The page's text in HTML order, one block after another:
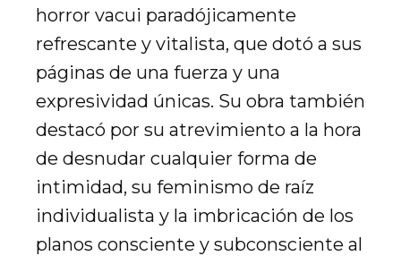
horror vacui paradójicamente
refrescante y vitalista, que dotó a sus
páginas de una fuerza y una
expresividad únicas. Su obra también
destacó por su atrevimiento a la hora
de desnudar cualquier forma de
intimidad, su feminismo de raíz
individualista y la imbricación de los
planos consciente y subconsciente al